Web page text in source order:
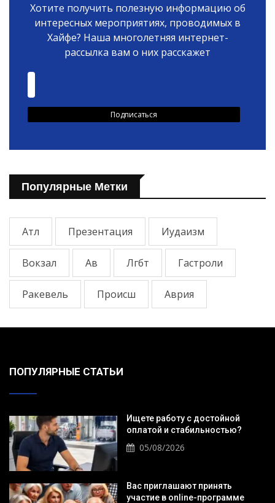
Хотите получить полезную информацию об
интересных мероприятиях, проводимых в
Хайфе? Наша многолетняя интернет-
рассылка вам о них расскажет
Популярные Метки
Атл Презентация Иудаизм
Вокзал Ав Лгбт Гастроли
Ракевель Происш Аврия
ПОПУЛЯРНЫЕ СТАТЬИ
Ищете работу с достойной
оплатой и стабильностью?
05/08/2026
Вас приглашают принять
участие в online-программе